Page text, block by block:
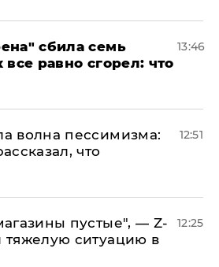
сбила семь
все равно сгорел: что
13:46
волна пессимизма:
что
12:51
пустые", — Z-
тяжелую ситуацию в
12:25